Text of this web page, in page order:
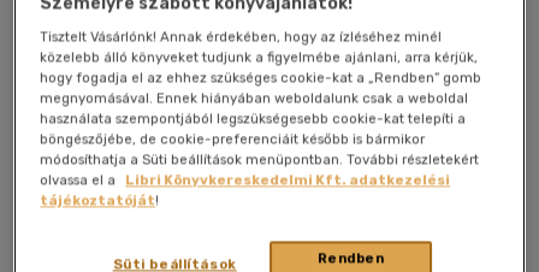
Tisztelt Vásárlónk! Annak érdekében, hogy az ízléséhez minél
közelebb álló könyveket tudjunk a figyelmébe ajánlani, arra kérjük,
hogy fogadja el az ehhez szükséges cookie-kat a „Rendben” gomb
megnyomásával. Ennek hiányában weboldalunk csak a weboldal
használata szempontjából legszükségesebb cookie-kat telepíti a
böngészőjébe, de cookie-preferenciáit később is bármikor
módosíthatja a Süti beállítások menüpontban. További részletekért
olvassa el a
Libri Könyvkereskedelmi Kft. adatkezelési
tájékoztatóját!
Rendben
Süti beállítások